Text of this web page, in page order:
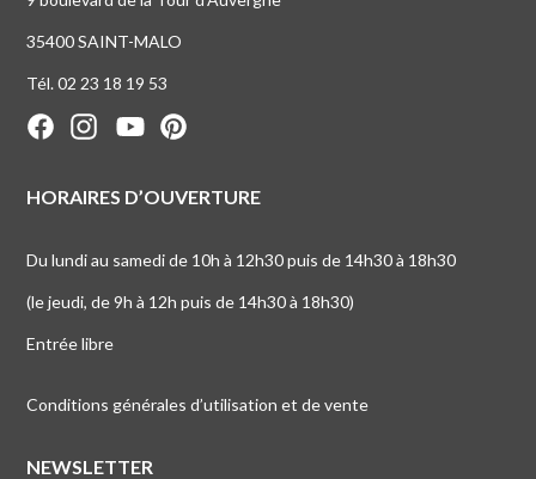
35400 SAINT-MALO
Tél. 02 23 18 19 53
HORAIRES D’OUVERTURE
Du lundi au samedi de 10h à 12h30 puis de 14h30 à 18h30
(le jeudi, de 9h à 12h puis de 14h30 à 18h30)
Entrée libre
Conditions générales d’utilisation et de vente
NEWSLETTER